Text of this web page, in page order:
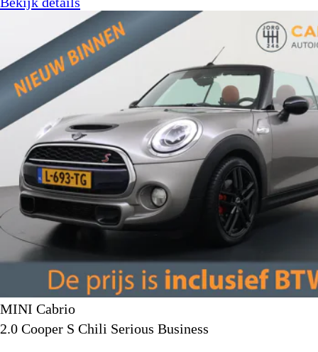
MINI Cabrio
2.0 Cooper S Chili Serious Business